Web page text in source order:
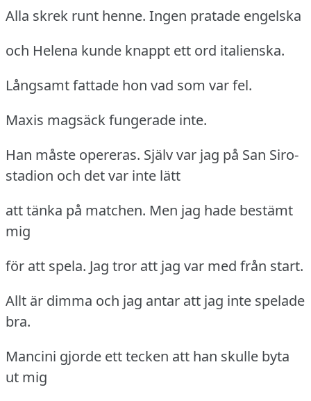
Alla skrek runt henne. Ingen pratade engelska
och Helena kunde knappt ett ord italienska.
Långsamt fattade hon vad som var fel.
Maxis magsäck fungerade inte.
Han måste opereras. Själv var jag på San Siro-
stadion och det var inte lätt
att tänka på matchen. Men jag hade bestämt
mig
för att spela. Jag tror att jag var med från start.
Allt är dimma och jag antar att jag inte spelade
bra.
Mancini gjorde ett tecken att han skulle byta
ut mig